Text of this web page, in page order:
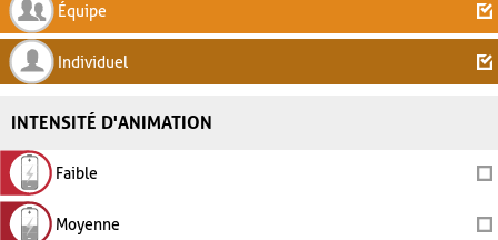
Équipe
Individuel
INTENSITÉ D'ANIMATION
Faible
Moyenne